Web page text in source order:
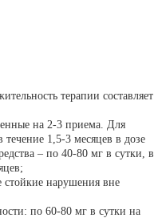
терапии составляет
на 2-3 приема. Для
1,5-3 месяцев в дозе
– по 40-80 мг в сутки, в
стойкие нарушения вне
по 60-80 мг в сутки на